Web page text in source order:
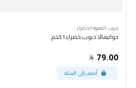
حبوب القهوة الخضراء
جواتيمالا حبوب خضراء 1 كجم
79.00